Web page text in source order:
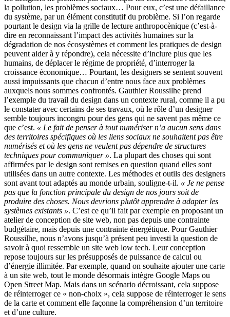
la pollution, les problèmes sociaux… Pour eux, c’est une défaillance
du système, par un élément constitutif du problème. Si l’on regarde
pourtant le design via la grille de lecture anthropocènique (c’est-à-
dire en reconnaissant l’impact des activités humaines sur la
dégradation de nos écosystèmes et comment les pratiques de design
peuvent aider à y répondre), cela nécessite d’inclure plus que les
humains, de déplacer le régime de propriété, d’interroger la
croissance économique… Pourtant, les designers se sentent souvent
aussi impuissants que chacun d’entre nous face aux problèmes
auxquels nous sommes confrontés. Gauthier Roussilhe prend
l’exemple du travail du design dans un contexte rural, comme il a pu
le constater avec certains de ses travaux, où le rôle d’un designer
semble toujours incongru pour des gens qui ne savent pas même ce
que c’est. « Le fait de penser à tout numériser n’a aucun sens dans
des territoires spécifiques où les liens sociaux ne souhaitent pas être
numérisés et où les gens ne veulent pas dépendre de structures
techniques pour communiquer ». La plupart des choses qui sont
affirmées par le design sont remises en question quand elles sont
utilisées dans un autre contexte. Les méthodes et outils des designers
sont avant tout adaptés au monde urbain, souligne-t-il. « Je ne pense
pas que la fonction principale du design de nos jours soit de
produire des choses. Nous devrions plutôt apprendre à adapter les
systèmes existants ». C’est ce qu’il fait par exemple en proposant un
atelier de conception de site web, non pas depuis une contrainte
budgétaire, mais depuis une contrainte énergétique. Pour Gauthier
Roussilhe, nous n’avons jusqu’à présent peu investi la question de
savoir à quoi ressemble un site web low tech. Leur conception
repose toujours sur les présupposés de puissance de calcul ou
d’énergie illimitée. Par exemple, quand on souhaite ajouter une carte
à un site web, tout le monde désormais intègre Google Maps ou
Open Street Map. Mais dans un scénario décroissant, cela suppose
de réinterroger ce « non-choix », cela suppose de réinterroger le sens
de la carte et comment elle façonne la compréhension d’un territoire
et d’une culture.